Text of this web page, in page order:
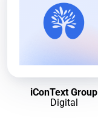
iConText Group
Digital